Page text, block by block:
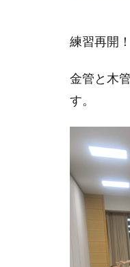
練習再開
金管と木
す。